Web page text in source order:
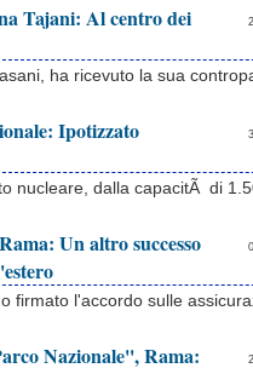
Tajani: Al centro dei
ha ricevuto la sua
Ipotizzato
nucleare, dalla capacitÃ di
Un altro successo
firmato l'accordo sulle
Nazionale'', Rama: